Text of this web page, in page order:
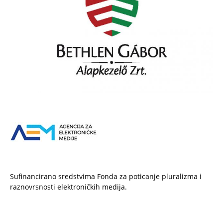
Sufinancirano sredstvima Fonda za poticanje pluralizma i
raznovrsnosti elektroničkih medija.